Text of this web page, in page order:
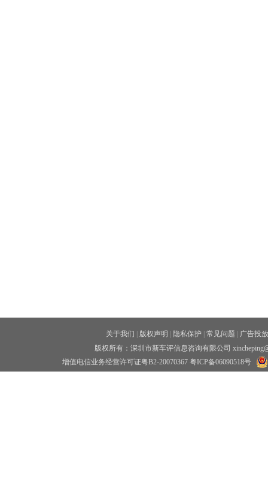
关于我们 版权声明 隐私保护 常见问题
广告投放
版权所有：深圳市新车评信息咨询有限公司
增值电信业务经营许可证粤B2-20070367 粤ICP备06090518号